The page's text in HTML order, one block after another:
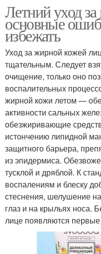
Летний уход
основные
избежать
Уход за жирной кожей
тщательным. Следует
очищение, только оно
воспалительных
жирной кожи летом —
активности сальных
обезжиривающие
истончению липидной
защитного барьера,
из эпидермиса.
тусклой и дряблой. К
воспалениям и блеску
стеснения, шелушение
глаз и на крыльях носа.
лице появляются